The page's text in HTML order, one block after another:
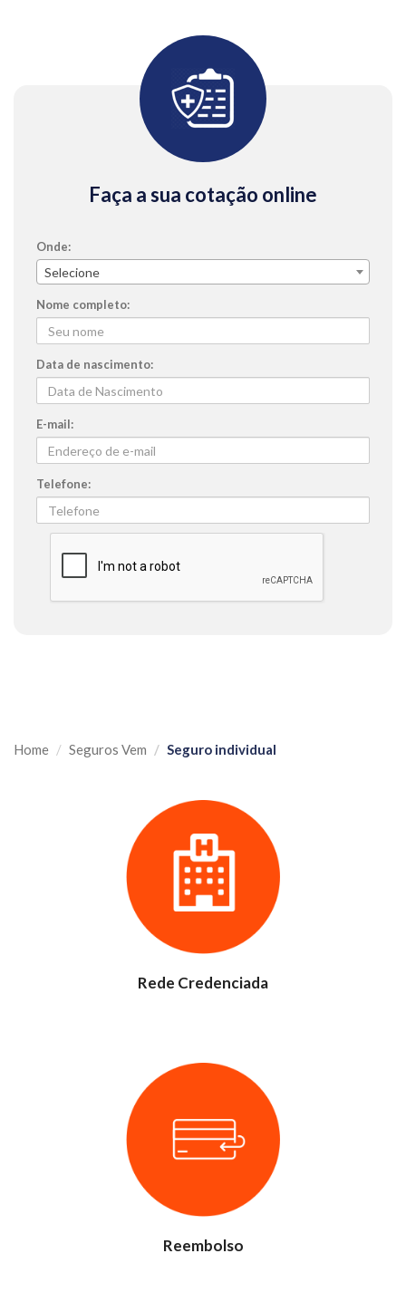
Faça a sua cotação online
Onde
Selecione
Nome completo
Data de nascimento
E-mail
Telefone
Home Seguros Vem Seguro individual
Rede Credenciada
Reembolso